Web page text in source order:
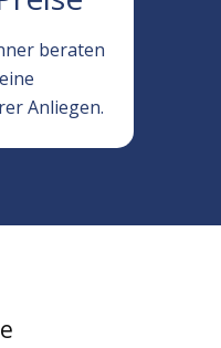
beraten
Anliegen.